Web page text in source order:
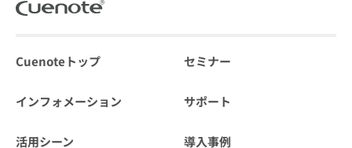
Cuenoteトップ セミナー
インフォメーション サポート
活用シーン 導入事例